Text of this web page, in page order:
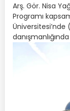
Arş. Gör. Nisa
Programı
Üniversitesi’nde